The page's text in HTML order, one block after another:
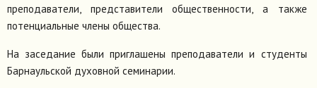
преподаватели, представители общественности, а также
потенциальные члены общества.
На заседание были приглашены преподаватели и студенты
Барнаульской духовной семинарии.